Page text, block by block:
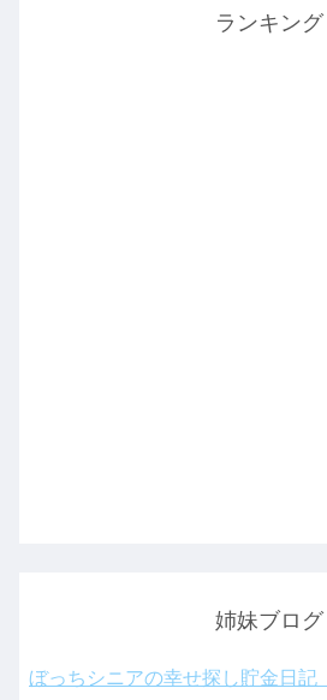
ランキング
姉妹ブログ
ぼっちシニアの幸せ探し貯金日記